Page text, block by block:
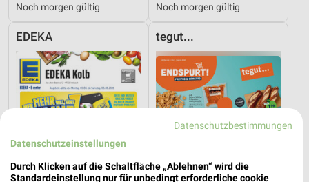
Noch morgen gültig Noch morgen gültig
EDEKA tegut...
Datenschutzbestimmungen
Datenschutzeinstellungen
Durch Klicken auf die Schaltfläche „Ablehnen“ wird die
Standardeinstellung nur für unbedingt erforderliche cookie